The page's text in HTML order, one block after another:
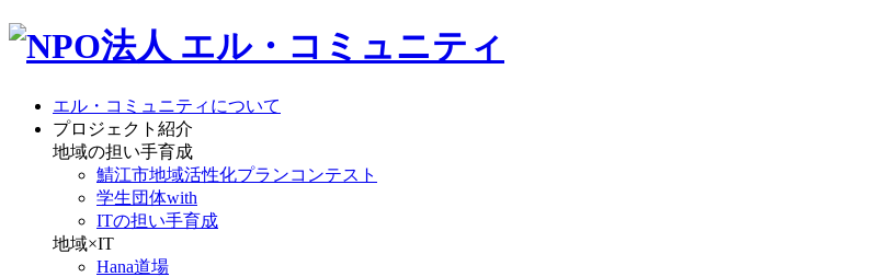
エル・コミュニティについて
プロジェクト紹介
地域の担い手育成
鯖江市地域活性化プランコンテスト
学生団体with
ITの担い手育成
地域×IT
Hana道場